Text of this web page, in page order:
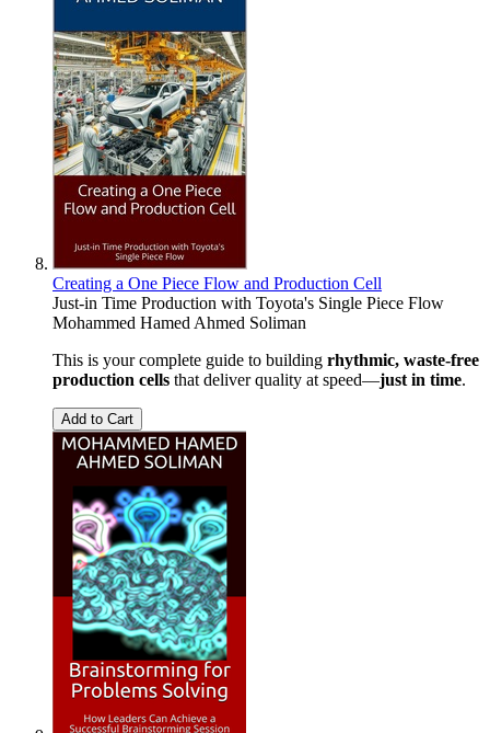
Creating a One Piece Flow and Production Cell
Just-in Time Production with Toyota's Single Piece Flow
Mohammed Hamed Ahmed Soliman
This is your complete guide to building rhythmic, waste-free
production cells that deliver quality at speed—just in time.
Add to Cart